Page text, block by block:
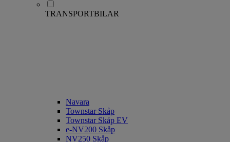
TRANSPORTBILAR
Navara
Townstar Skåp
Townstar Skåp EV
e-NV200 Skåp
NV250 Skåp